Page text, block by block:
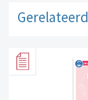
Gerelateerd